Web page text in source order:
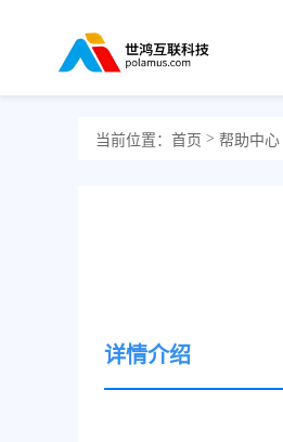
当前位置： 首页 > 帮助中心
详情介绍